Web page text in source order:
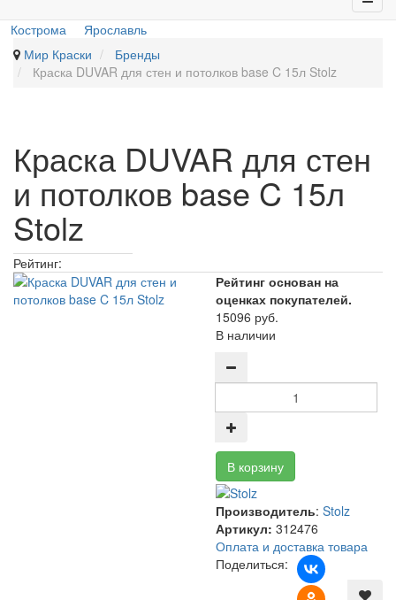
Кострома
Ярославль
Мир Краски
Бренды
Краска DUVAR для стен и потолков base C 15л Stolz
Краска DUVAR для стен
и потолков base C 15л
Stolz
Рейтинг:
Рейтинг основан на
оценках покупателей.
15096 руб.
В наличии
Производитель: Stolz
Артикул: 312476
Оплата и доставка товара
Поделиться: